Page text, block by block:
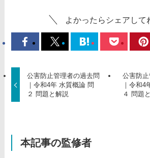
よかったらシェアして
公害防止管理者の過去問
｜令和4年 水質概論 問
２ 問題と解説
公害防
｜令和4
４ 問題
本記事の監修者